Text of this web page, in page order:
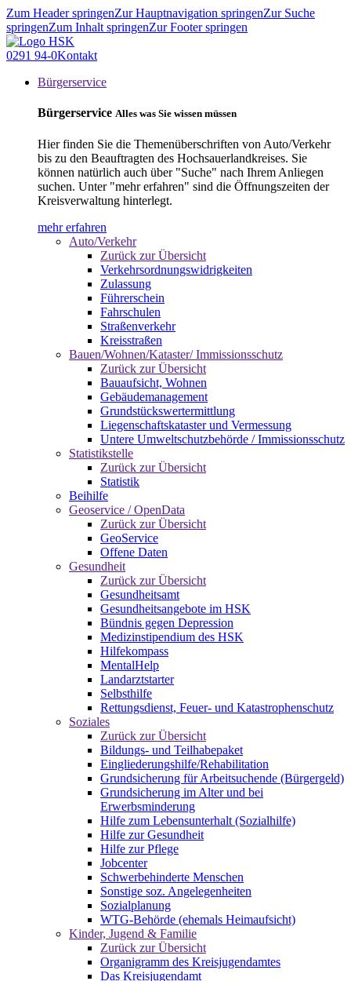
Zum Header springenZur Hauptnavigation springenZur Suche
springenZum Inhalt springenZur Footer springen
0291 94-0Kontakt
Bürgerservice
Bürgerservice Alles was Sie wissen müssen
Hier finden Sie die Themenüberschriften von Auto/Verkehr
bis zu den Beauftragten des Hochsauerlandkreises. Sie
können natürlich auch über "Suche" nach Ihrem Anliegen
suchen. Unter "mehr erfahren" sind die Öffnungszeiten der
Kreisverwaltung hinterlegt.
mehr erfahren
Auto/Verkehr
Zurück zur Übersicht
Verkehrsordnungswidrigkeiten
Zulassung
Führerschein
Fahrschulen
Straßenverkehr
Kreisstraßen
Bauen/Wohnen/Kataster/ Immissionsschutz
Zurück zur Übersicht
Bauaufsicht, Wohnen
Gebäudemanagement
Grundstückswertermittlung
Liegenschaftskataster und Vermessung
Untere Umweltschutzbehörde / Immissionsschutz
Statistikstelle
Zurück zur Übersicht
Statistik
Beihilfe
Geoservice / OpenData
Zurück zur Übersicht
GeoService
Offene Daten
Gesundheit
Zurück zur Übersicht
Gesundheitsamt
Gesundheitsangebote im HSK
Bündnis gegen Depression
Medizinstipendium des HSK
Hilfekompass
MentalHelp
Landarztstarter
Selbsthilfe
Rettungsdienst, Feuer- und Katastrophenschutz
Soziales
Zurück zur Übersicht
Bildungs- und Teilhabepaket
Eingliederungshilfe/Rehabilitation
Grundsicherung für Arbeitsuchende (Bürgergeld)
Grundsicherung im Alter und bei
Erwerbsminderung
Hilfe zum Lebensunterhalt (Sozialhilfe)
Hilfe zur Gesundheit
Hilfe zur Pflege
Jobcenter
Schwerbehinderte Menschen
Sonstige soz. Angelegenheiten
Sozialplanung
WTG-Behörde (ehemals Heimaufsicht)
Kinder, Jugend & Familie
Zurück zur Übersicht
Organigramm des Kreisjugendamtes
Das Kreisjugendamt